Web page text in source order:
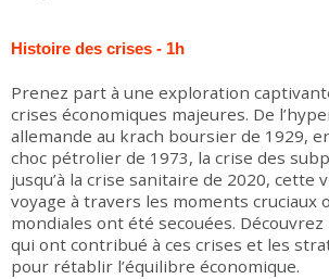
Histoire des crises - 1h
Prenez part à une exploration
crises économiques majeures. De
allemande au krach boursier de 1929,
choc pétrolier de 1973, la crise des
jusqu’à la crise sanitaire de 2020, cette
voyage à travers les moments cruciaux
mondiales ont été secouées.
qui ont contribué à ces crises et les
pour rétablir l’équilibre économique.